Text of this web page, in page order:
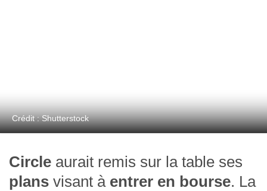
Crédit : Shutterstock
Circle aurait remis sur la table ses
plans visant àentrer en bourse. La